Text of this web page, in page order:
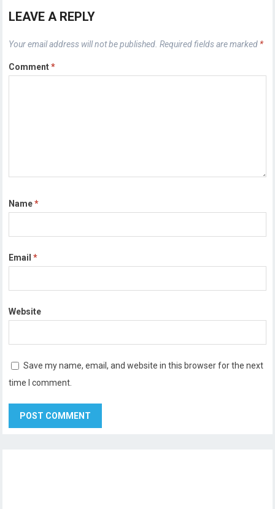
LEAVE A REPLY
Your email address will not be published. Required fields are marked *
Comment*
Name*
Email*
Website
Save my name, email, and website in this browser for the next
time I comment.